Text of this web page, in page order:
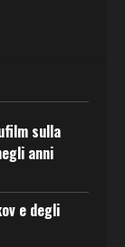
sulla
anni
e degli